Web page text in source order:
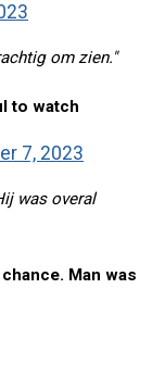
om zien."
to watch
7, 2023
was overal
Man was